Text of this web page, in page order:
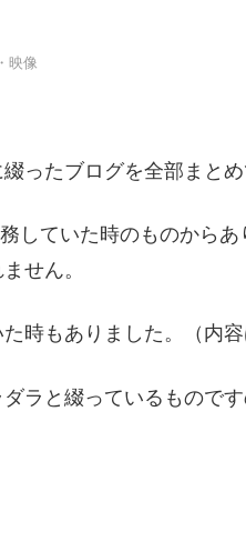
映像
ったブログを全部まとめ
していた時のものから
せん。
時もありました。（内
ラと綴っているもので